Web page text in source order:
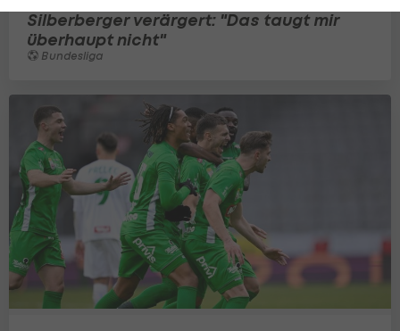
Silberberger verärgert: "Das taugt mir
überhaupt nicht"
Bundesliga